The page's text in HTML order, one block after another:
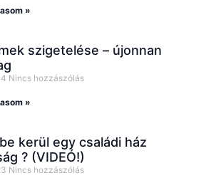
»
szigetelése – újonnan
Nincs hozzászólás
»
kerül egy családi ház
? (VIDEÓ!)
Nincs hozzászólás